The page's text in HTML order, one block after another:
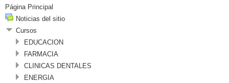
Página Principal
Noticias del sitio
Cursos
EDUCACION
FARMACIA
CLINICAS DENTALES
ENERGIA